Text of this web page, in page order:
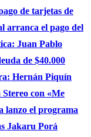
de tarjetas de
arranca el pago del
Juan Pablo
de $40.000
Hernán Piquín
con «Me
lanzo el programa
Jakaru Porá